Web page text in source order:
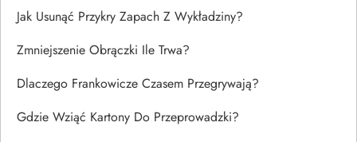
Jak Usunąć Przykry Zapach Z Wykładziny?
Zmniejszenie Obrączki Ile Trwa?
Dlaczego Frankowicze Czasem Przegrywają?
Gdzie Wziąć Kartony Do Przeprowadzki?